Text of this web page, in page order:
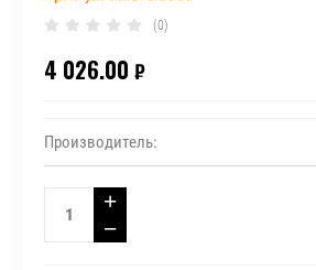
(0)
4 026.00 ₽
Производитель:
−
+